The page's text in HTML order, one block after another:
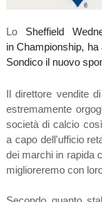
Lo Sheffield
inChampionship, ha
Sondico il nuovo
Il direttore vendite
estremamente
società di calcio
a capo dell'ufficio
dei marchi in rapida
miglioreremo con